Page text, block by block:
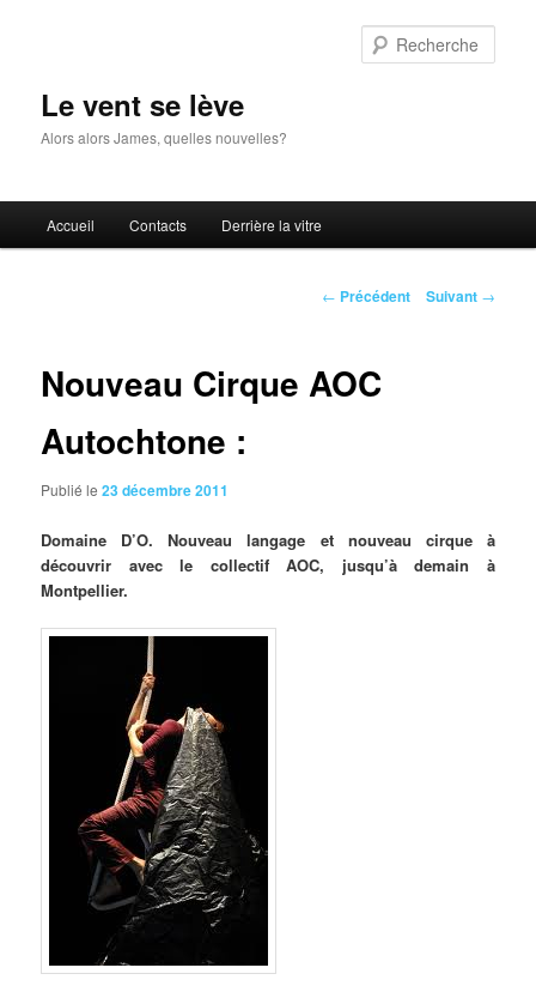
Le vent se lève
Alors alors James, quelles nouvelles?
principal
Accueil Contacts Derrière la vitre
Navigation
← Précédent Suivant →
Nouveau Cirque AOC
Autochtone :
Publié le23 décembre 2011
Domaine D’O. Nouveau langage et nouveau cirque à
découvrir avec le collectif AOC, jusqu’à demain à
Montpellier.